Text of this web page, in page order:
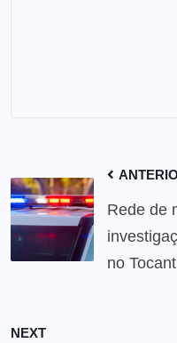
Rede de
no
NEXT